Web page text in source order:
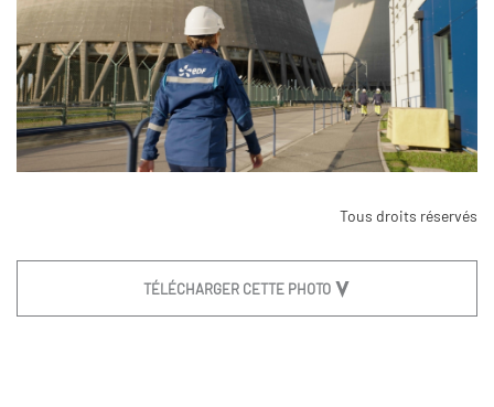
Tous droits réservés
TÉLÉCHARGER CETTE PHOTO